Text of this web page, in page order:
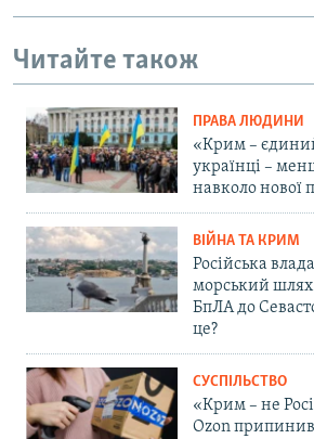
Читайте також
ПРАВА ЛЮДИНИ
«Крим –
українці –
навколо нової
ВІЙНА ТА КРИМ
Російська
морський
БпЛА до
це?
СУСПІЛЬСТВО
«Крим – не
Ozon